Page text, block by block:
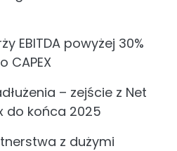
EBITDA powyżej 30%
CAPEX
– zejście z Net
do końca 2025
z dużymi